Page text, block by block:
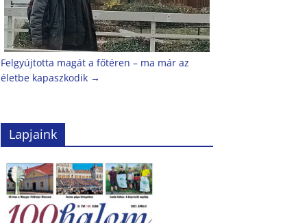
Felgyújtotta magát a főtéren – ma már az
életbe kapaszkodik →
Lapjaink